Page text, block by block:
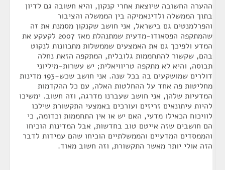
ההערה החשובה שיוצאת אחרי קנקון, והיא חשובה גם לדיון
בתוך הממשלה ולדינאמיקה בין הממשלה והציבור
והפרלמנטים גם בישראל, אני חושב שקנקון מסמנת את זה
שהמתקפה הפסאודו-מדעית שמתנהלת מאז 2007 לקעקע את
המדע ולפיכך גם את האמצעים שממשלות מתכוונות לנקוט
בהם, שקשור להתחממות גלובלית, המתקפה הזאת נחלה
תבוסה, והיא לא מתקפה טריוויאלית; יש עשרות-מיליוני
דולרים שמושקעים בה בכל שנה. אני חושב שכש-193 מדינות
מחליטות פה אחד על ההחלטות האלה, עם כל ההקדמות
המדעיות שלהן, אני חושב שעברנו מדרגה, וזה חשוב. ימשיכו
להיות עיתונאים זריזים ועורכים באמצעי התקשורת שילכו
לוויכוח הכאילו מדעי, האם יש או אין התחממות וכדומה, כי
הם חושבים שזה אייטם טוב בחדשות, אבל המדינות הוכיחו
והממסדים המדעיים והממשלתיים הוכיחו שהם עמידות לדבר
הזה אולי יותר מאשר התקשורת, וזה חשוב מאוד.